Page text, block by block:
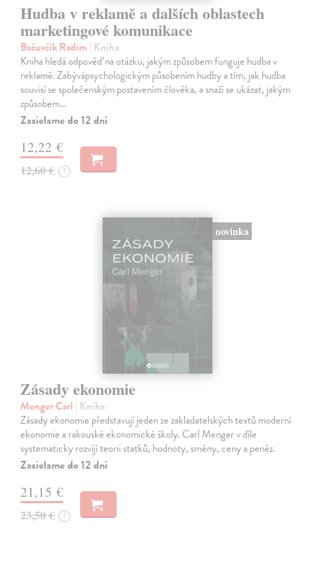
Hudba v reklamě a dalších oblastech
marketingové komunikace
Bačuvčík Radim | Kniha
Kniha hledá odpověď na otázku, jakým způsobem funguje hudba v
reklamě. Zabývápsychologickým působením hudby a tím, jak hudba
souvisí se společenským postavením člověka, a snaží se ukázat, jakým
způsobem…
Zasielame do 12 dní
12,22 €
12,60 € ?
novinka
Zásady ekonomie
Menger Carl | Kniha
Zásady ekonomie představují jeden ze zakladatelských textů moderní
ekonomie a rakouské ekonomické školy. Carl Menger v díle
systematicky rozvíjí teorii statků, hodnoty, směny, ceny a peněz.
Zasielame do 12 dní
21,15 €
23,50 € ?